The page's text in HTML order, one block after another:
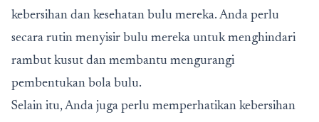
kebersihan dan kesehatan bulu mereka. Anda perlu
secara rutin menyisir bulu mereka untuk menghindari
rambut kusut dan membantu mengurangi
pembentukan bola bulu.
Selain itu, Anda juga perlu memperhatikan kebersihan